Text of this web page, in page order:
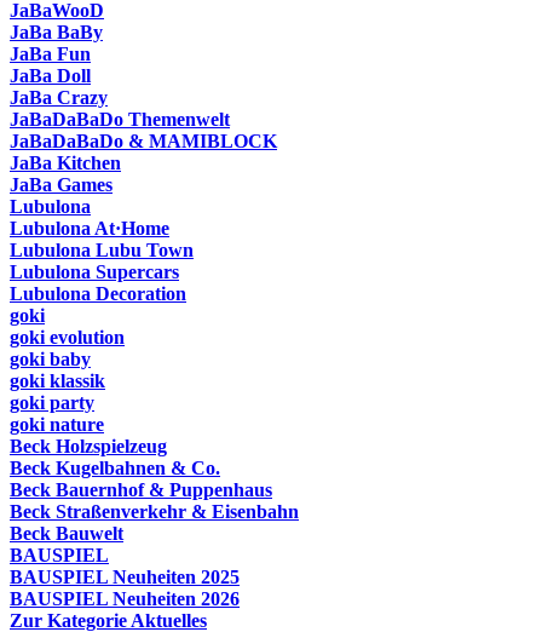
JaBaWooD
JaBa BaBy
JaBa Fun
JaBa Doll
JaBa Crazy
JaBaDaBaDo Themenwelt
JaBaDaBaDo & MAMIBLOCK
JaBa Kitchen
JaBa Games
Lubulona
Lubulona At·Home
Lubulona Lubu Town
Lubulona Supercars
Lubulona Decoration
goki
goki evolution
goki baby
goki klassik
goki party
goki nature
Beck Holzspielzeug
Beck Kugelbahnen & Co.
Beck Bauernhof & Puppenhaus
Beck Straßenverkehr & Eisenbahn
Beck Bauwelt
BAUSPIEL
BAUSPIEL Neuheiten 2025
BAUSPIEL Neuheiten 2026
Zur Kategorie Aktuelles